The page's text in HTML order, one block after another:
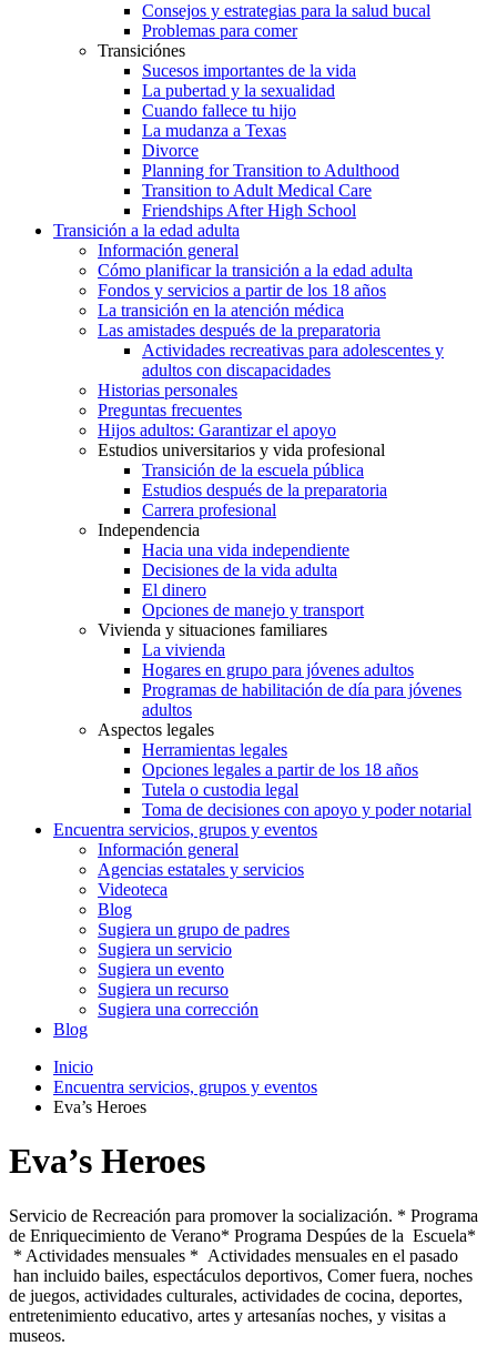
Consejos y estrategias para la salud bucal
Problemas para comer
Transiciónes
Sucesos importantes de la vida
La pubertad y la sexualidad
Cuando fallece tu hijo
La mudanza a Texas
Divorce
Planning for Transition to Adulthood
Transition to Adult Medical Care
Friendships After High School
Transición a la edad adulta
Información general
Cómo planificar la transición a la edad adulta
Fondos y servicios a partir de los 18 años
La transición en la atención médica
Las amistades después de la preparatoria
Actividades recreativas para adolescentes y
adultos con discapacidades
Historias personales
Preguntas frecuentes
Hijos adultos: Garantizar el apoyo
Estudios universitarios y vida profesional
Transición de la escuela pública
Estudios después de la preparatoria
Carrera profesional
Independencia
Hacia una vida independiente
Decisiones de la vida adulta
El dinero
Opciones de manejo y transport
Vivienda y situaciones familiares
La vivienda
Hogares en grupo para jóvenes adultos
Programas de habilitación de día para jóvenes
adultos
Aspectos legales
Herramientas legales
Opciones legales a partir de los 18 años
Tutela o custodia legal
Toma de decisiones con apoyo y poder notarial
Encuentra servicios, grupos y eventos
Información general
Agencias estatales y servicios
Videoteca
Blog
Sugiera un grupo de padres
Sugiera un servicio
Sugiera un evento
Sugiera un recurso
Sugiera una corrección
Blog
Inicio
Encuentra servicios, grupos y eventos
Eva’s Heroes
Eva’s Heroes
Servicio de Recreación para promover la socialización. * Programa
de Enriquecimiento de Verano* Programa Despúes de la Escuela*
* Actividades mensuales * Actividades mensuales en el pasado
han incluido bailes, espectáculos deportivos, Comer fuera, noches
de juegos, actividades culturales, actividades de cocina, deportes,
entretenimiento educativo, artes y artesanías noches, y visitas a
museos.